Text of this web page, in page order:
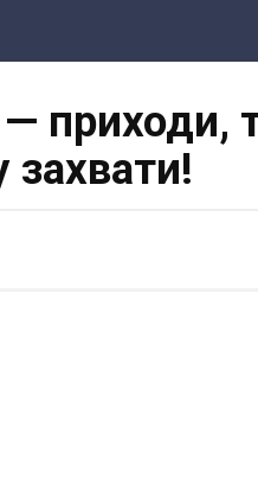
приходи,
захвати!